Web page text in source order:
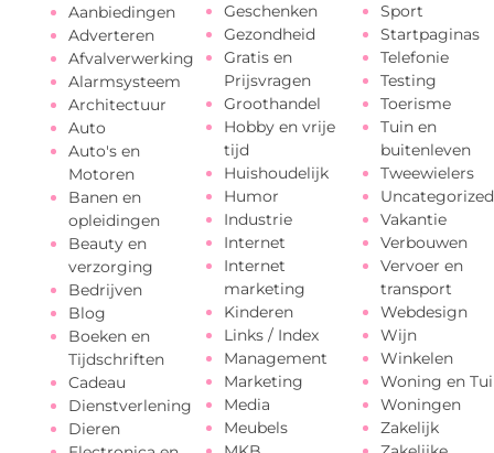
Aanbiedingen
Adverteren
Afvalverwerking
Alarmsysteem
Architectuur
Auto
Auto's en
Motoren
Banen en
opleidingen
Beauty en
verzorging
Bedrijven
Blog
Boeken en
Tijdschriften
Cadeau
Dienstverlening
Dieren
Geschenken
Gezondheid
Gratis en
Prijsvragen
Groothandel
Hobby en vrije
tijd
Huishoudelijk
Humor
Industrie
Internet
Internet
marketing
Kinderen
Links / Index
Management
Marketing
Media
Meubels
Sport
Startpaginas
Telefonie
Testing
Toerisme
Tuin en
buitenleven
Tweewielers
Uncategorized
Vakantie
Verbouwen
Vervoer en
transport
Webdesign
Wijn
Winkelen
Woning en
Woningen
Zakelijk